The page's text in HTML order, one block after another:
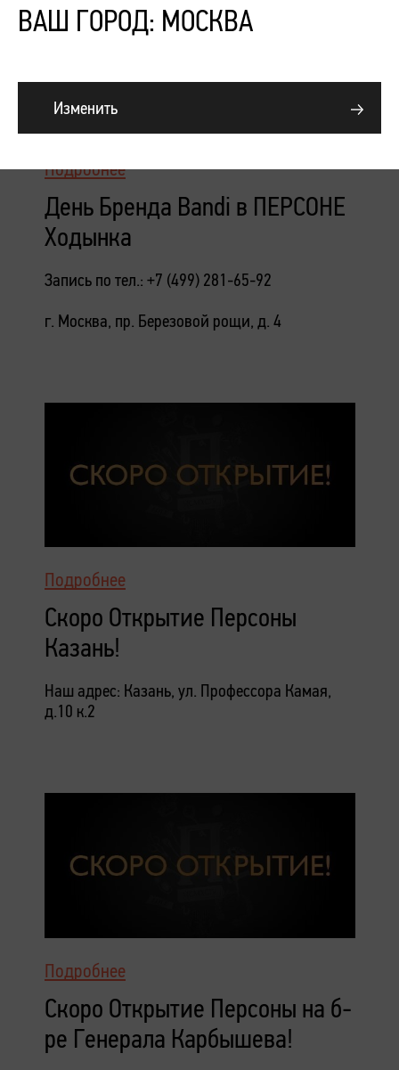
Подробнее
День Бренда Bandi в ПЕРСОНЕ
Ходынка
Запись по тел.: +7 (499) 281-65-92
г. Москва, пр. Березовой рощи, д. 4
Подробнее
Скоро Открытие Персоны
Казань!
Наш адрес: Казань, ул. Профессора Камая,
д.10 к.2
Подробнее
Скоро Открытие Персоны на б-
ре Генерала Карбышева!
ВАШ ГОРОД: МОСКВА
Изменить